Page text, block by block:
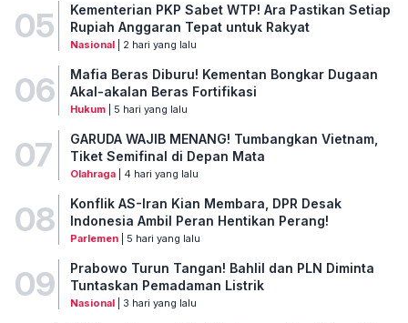
05
Kementerian PKP Sabet WTP! Ara Pastikan Setiap
Rupiah Anggaran Tepat untuk Rakyat
Nasional| 2 hari yang lalu
06
Mafia Beras Diburu! Kementan Bongkar Dugaan
Akal-akalan Beras Fortifikasi
Hukum| 5 hari yang lalu
07
GARUDA WAJIB MENANG! Tumbangkan Vietnam,
Tiket Semifinal di Depan Mata
Olahraga| 4 hari yang lalu
08
Konflik AS-Iran Kian Membara, DPR Desak
Indonesia Ambil Peran Hentikan Perang!
Parlemen| 5 hari yang lalu
09
Prabowo Turun Tangan! Bahlil dan PLN Diminta
Tuntaskan Pemadaman Listrik
Nasional| 3 hari yang lalu